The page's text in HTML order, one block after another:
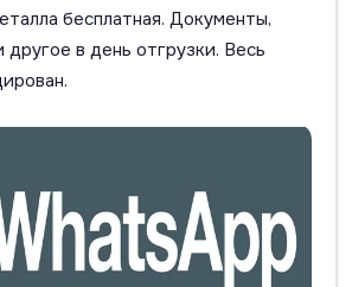
бесплатная. Документы,
другое в день отгрузки. Весь